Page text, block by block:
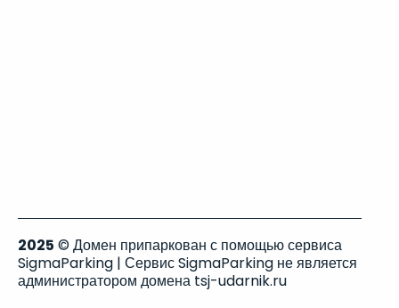
2025 © Домен припаркован с помощью сервиса
SigmaParking | Сервис SigmaParking не является
администратором домена tsj-udarnik.ru